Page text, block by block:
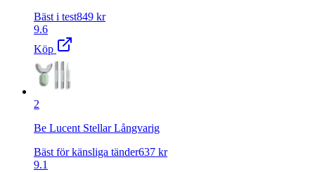
Bäst i test849 kr
9.6
Köp
2
Be Lucent Stellar Långvarig
Bäst för känsliga tänder637 kr
9.1